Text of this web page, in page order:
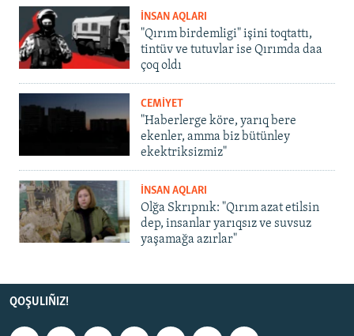
İNSAN AQLARI
"Qırım birdemligi" işini toqtattı,
tintüv ve tutuvlar ise Qırımda daa
çoq oldı
CEMİYET
"Haberlerge köre, yarıq bere
ekenler, amma biz bütünley
ekektriksizmiz"
İNSAN AQLARI
Olğa Skrıpnık: "Qırım azat etilsin
dep, insanlar yarıqsız ve suvsuz
yaşamağa azırlar"
QOŞULIÑIZ!